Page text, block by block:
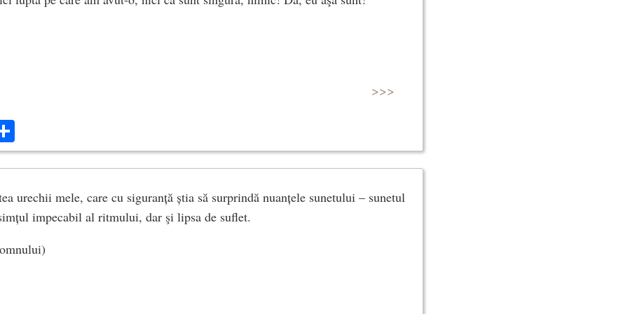
>>>
urechii mele, care cu siguranță știa să surprindă nuanțele sunetului – sunetul
impecabil al ritmului, dar şi lipsa de suflet.